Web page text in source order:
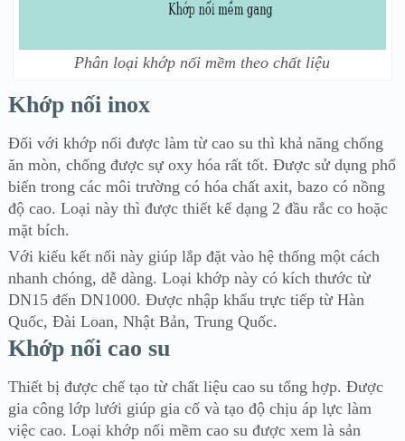
Phân loại khớp nối mềm theo chất liệu
Khớp nối inox
Đối với khớp nối được làm từ cao su thì khả năng chống
ăn mòn, chống được sự oxy hóa rất tốt. Được sử dụng phổ
biến trong các môi trường có hóa chất axit, bazo có nồng
độ cao. Loại này thì được thiết kế dạng 2 đầu rắc co hoặc
mặt bích.
Với kiểu kết nối này giúp lắp đặt vào hệ thống một cách
nhanh chóng, dễ dàng. Loại khớp này có kích thước từ
DN15 đến DN1000. Được nhập khẩu trực tiếp từ Hàn
Quốc, Đài Loan, Nhật Bản, Trung Quốc.
Khớp nối cao su
Thiết bị được chế tạo từ chất liệu cao su tổng hợp. Được
gia công lớp lưới giúp gia cố và tạo độ chịu áp lực làm
việc cao. Loại khớp nối mềm cao su được xem là sản